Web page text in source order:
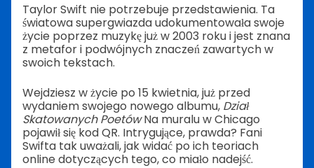
Taylor Swift nie potrzebuje przedstawienia. Ta
światowa supergwiazda udokumentowała swoje
życie poprzez muzykę już w 2003 roku i jest znana
z metafor i podwójnych znaczeń zawartych w
swoich tekstach.
Wejdziesz w życie po 15 kwietnia, już przed
wydaniem swojego nowego albumu, Dział
Skatowanych PoetówNa muralu w Chicago
pojawił się kod QR. Intrygujące, prawda? Fani
Swifta tak uważali, jak widać po ich teoriach
online dotyczących tego, co miało nadejść.